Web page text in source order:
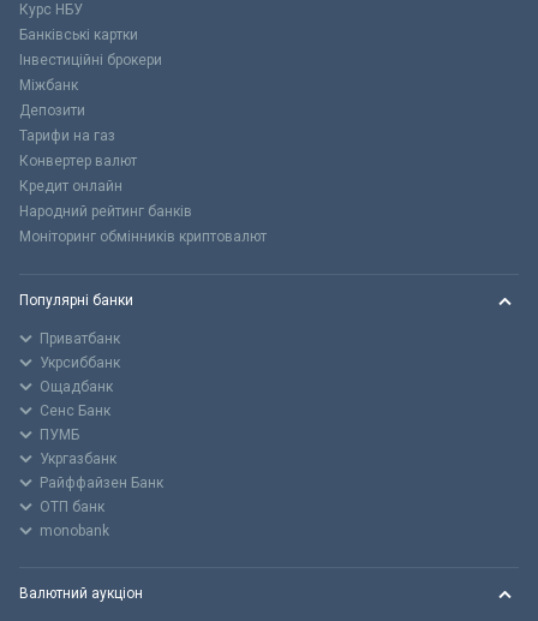
Курс НБУ
Банківські картки
Інвестиційні брокери
Міжбанк
Депозити
Тарифи на газ
Конвертер валют
Кредит онлайн
Народний рейтинг банків
Моніторинг обмінників криптовалют
Популярні банки
Приватбанк
Укрсиббанк
Ощадбанк
Сенс Банк
ПУМБ
Укргазбанк
Райффайзен Банк
ОТП банк
monobank
Валютний аукціон